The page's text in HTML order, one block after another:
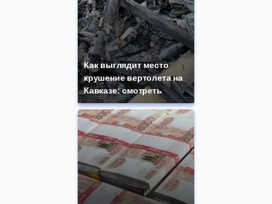
Как выглядит место
крушение вертолета на
Кавказе: смотреть